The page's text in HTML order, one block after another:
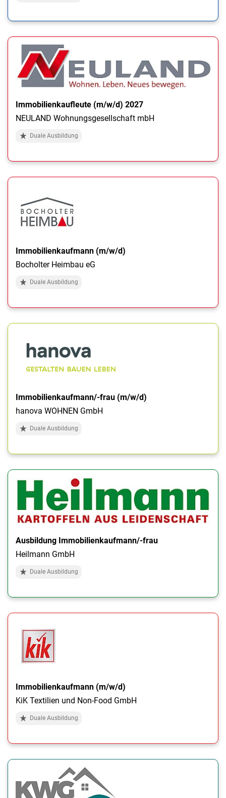
Immobilienkaufleute (m/w/d) 2027
NEULAND Wohnungsgesellschaft mbH
Duale Ausbildung
Immobilienkaufmann (m/w/d)
Bocholter Heimbau eG
Duale Ausbildung
Immobilienkaufmann/-frau (m/w/d)
hanova WOHNEN GmbH
Duale Ausbildung
Ausbildung Immobilienkaufmann/-frau
Heilmann GmbH
Duale Ausbildung
Immobilienkaufmann (m/w/d)
KiK Textilien und Non-Food GmbH
Duale Ausbildung